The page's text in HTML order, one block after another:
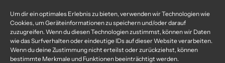
Um dir ein optimales Erlebnis zu bieten, verwenden wir Technologien wie
Cookies, um Geräteinformationen zu speichern und/oder darauf
zuzugreifen. Wenn du diesen Technologien zustimmst, können wir Daten
wie das Surfverhalten oder eindeutige IDs auf dieser Website verarbeiten.
Wenn du deine Zustimmung nicht erteilst oder zurückziehst, können
bestimmte Merkmale und Funktionen beeinträchtigt werden.
Fragen? Wir sind für dich da:
Telefon: +49 9561 401 34 90
Email: info@glaswunder.eu